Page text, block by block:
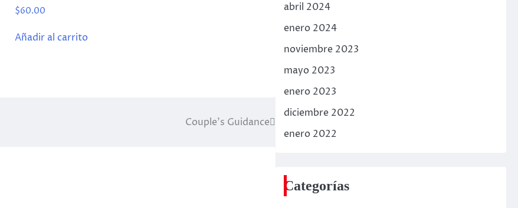
$60.00
Añadir al carrito
Couple’s Guidance
abril 2024
enero 2024
noviembre 2023
mayo 2023
enero 2023
diciembre 2022
enero 2022
Categorías